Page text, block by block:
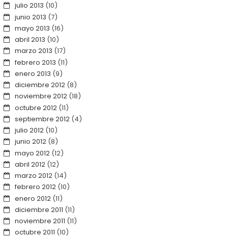
julio 2013 (10)
junio 2013 (7)
mayo 2013 (16)
abril 2013 (10)
marzo 2013 (17)
febrero 2013 (11)
enero 2013 (9)
diciembre 2012(8)
noviembre 2012(18)
octubre 2012(11)
septiembre 2012(4)
julio 2012(10)
junio 2012(8)
mayo 2012(12)
abril 2012(12)
marzo 2012(14)
febrero 2012(10)
enero 2012(11)
diciembre 2011 (11)
noviembre 2011 (11)
octubre 2011 (10)